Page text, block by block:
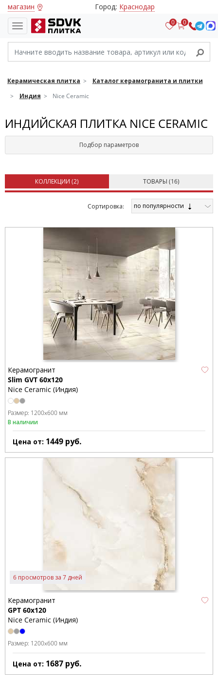
магазин Город: Краснодар
0 0
Керамическая плитка
Каталог керамогранита и плитки
Индия
Nice Ceramic
ИНДИЙСКАЯ ПЛИТКА NICE CERAMIC
Подбор параметров
КОЛЛЕКЦИИ (2) ТОВАРЫ (16)
Cортировка: по популярности
Керамогранит
Slim GVT 60х120
Nice Ceramic (Индия)
Размер: 1200x600 мм
В наличии
Цена от: 1449 руб.
6 просмотров за 7 дней
Керамогранит
GPT 60х120
Nice Ceramic (Индия)
Размер: 1200x600 мм
Цена от: 1687 руб.